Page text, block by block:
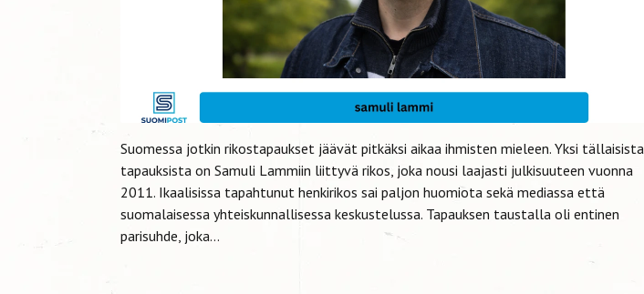
Suomessa jotkin rikostapaukset jäävät pitkäksi aikaa ihmisten mieleen. Yksi tällaisista
tapauksista on Samuli Lammiin liittyvä rikos, joka nousi laajasti julkisuuteen vuonna
2011. Ikaalisissa tapahtunut henkirikos sai paljon huomiota sekä mediassa että
suomalaisessa yhteiskunnallisessa keskustelussa. Tapauksen taustalla oli entinen
parisuhde, joka...